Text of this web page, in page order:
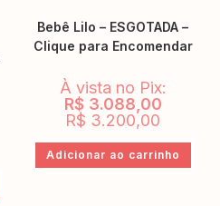
Bebê Lilo – ESGOTADA –
Clique para Encomendar
À vista no Pix:
R$3.088,00
R$ 3.200,00
Adicionar ao carrinho